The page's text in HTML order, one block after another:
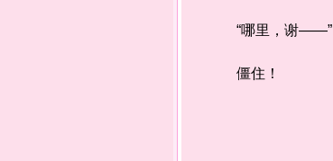
“哪里，谢——”
僵住！